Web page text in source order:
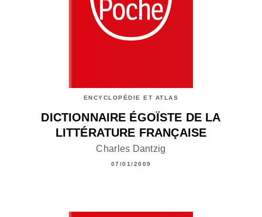
ENCYCLOPÉDIE ET ATLAS
DICTIONNAIRE ÉGOÏSTE DE LA
LITTÉRATURE FRANÇAISE
Charles Dantzig
07/01/2009